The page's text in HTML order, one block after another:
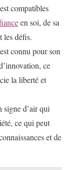
compatibles
en soi, de sa
les défis.
connu pour son
ce
la liberté et
signe d’air qui
ce qui peut
et de